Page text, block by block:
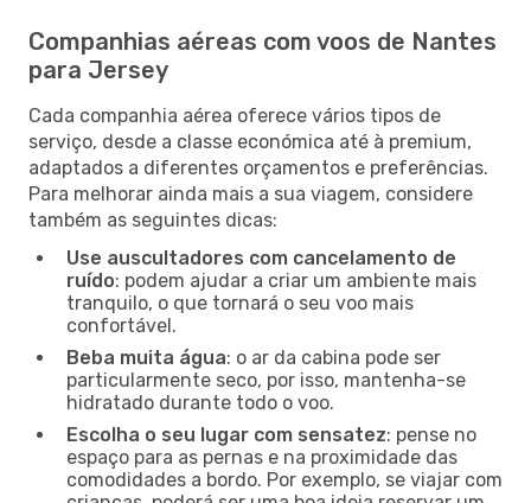
Companhias aéreas com voos de Nantes
para Jersey
Cada companhia aérea oferece vários tipos de
serviço, desde a classe económica até à premium,
adaptados a diferentes orçamentos e preferências.
Para melhorar ainda mais a sua viagem, considere
também as seguintes dicas:
Use auscultadores com cancelamento de
ruído: podem ajudar a criar um ambiente mais
tranquilo, o que tornará o seu voo mais
confortável.
Beba muita água: o ar da cabina pode ser
particularmente seco, por isso, mantenha-se
hidratado durante todo o voo.
Escolha o seu lugar com sensatez: pense no
espaço para as pernas e na proximidade das
comodidades a bordo. Por exemplo, se viajar com